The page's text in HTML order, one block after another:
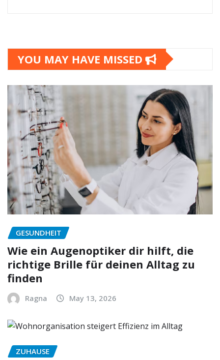
YOU MAY HAVE MISSED
GESUNDHEIT
Wie ein Augenoptiker dir hilft, die
richtige Brille für deinen Alltag zu
finden
Ragna May 13, 2026
ZUHAUSE